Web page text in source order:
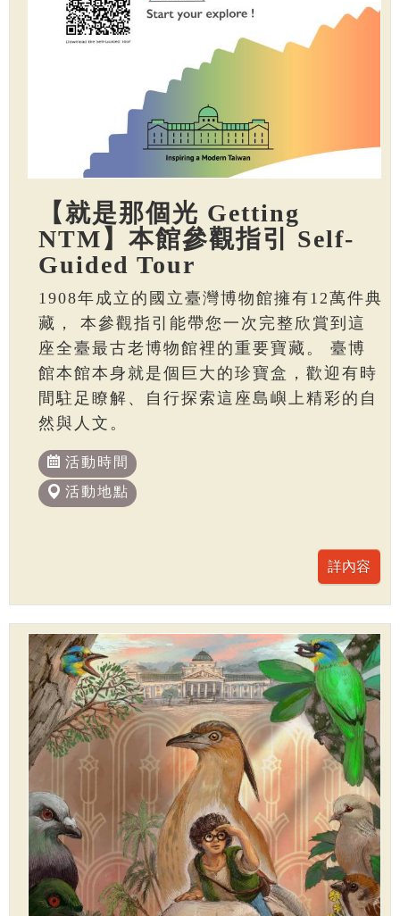
【就是那個光 Getting
NTM】本館參觀指引 Self-
Guided Tour
1908年成立的國立臺灣博物館擁有12萬件典
藏， 本參觀指引能帶您一次完整欣賞到這
座全臺最古老博物館裡的重要寶藏。 臺博
館本館本身就是個巨大的珍寶盒，歡迎有時
間駐足瞭解、自行探索這座島嶼上精彩的自
然與人文。
活動時間
活動地點